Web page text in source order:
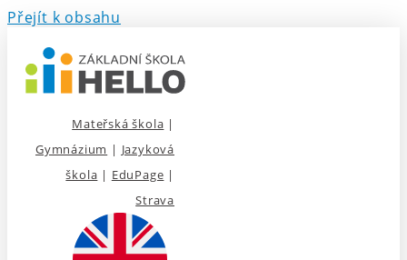
Přejít k obsahu
Mateřská škola |
Gymnázium | Jazyková
škola | EduPage |
Strava